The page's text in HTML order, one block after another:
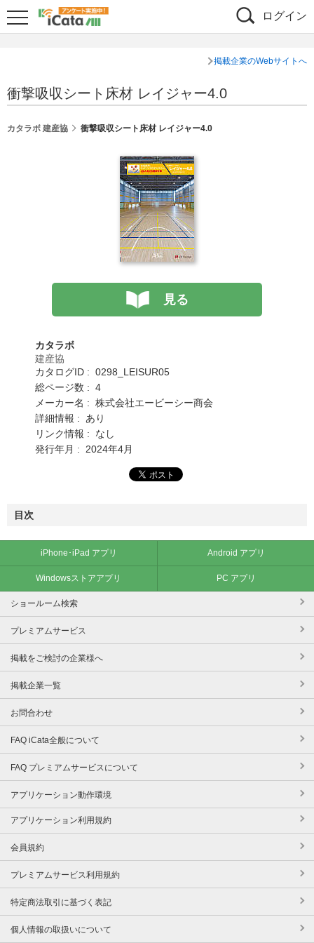
ログイン
掲載企業のWebサイトへ
衝撃吸収シート床材 レイジャー4.0
カタラボ 建産協 衝撃吸収シート床材 レイジャー4.0
見る
カタラボ
建産協
カタログID : 0298_LEISUR05
総ページ数 : 4
メーカー名 : 株式会社エービーシー商会
詳細情報 : あり
リンク情報 : なし
発行年月 : 2024年4月
目次
iPhone･iPad アプリ Android アプリ
Windowsストアアプリ PC アプリ
ショールーム検索
プレミアムサービス
掲載をご検討の企業様へ
掲載企業一覧
お問合わせ
FAQ iCata全般について
FAQ プレミアムサービスについて
アプリケーション動作環境
アプリケーション利用規約
会員規約
プレミアムサービス利用規約
特定商法取引に基づく表記
個人情報の取扱いについて